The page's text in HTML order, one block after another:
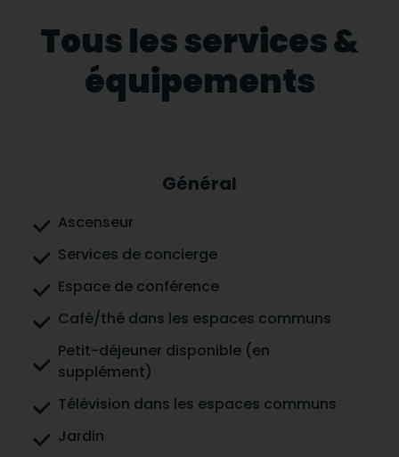
Tous les services &
équipements
Général
Ascenseur
Services de concierge
Espace de conférence
Café/thé dans les espaces communs
Petit-déjeuner disponible (en
supplément)
Télévision dans les espaces communs
Jardin